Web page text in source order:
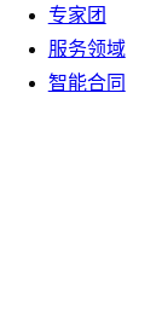
专家团
服务领域
智能合同